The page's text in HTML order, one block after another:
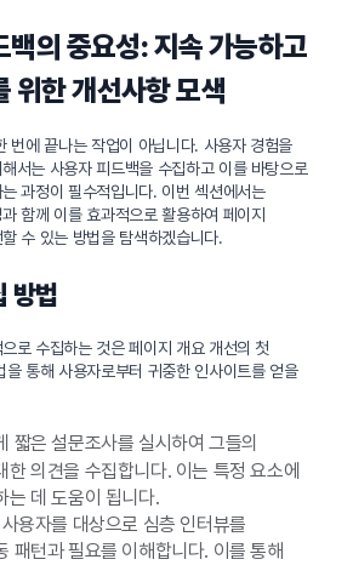
백의 중요성: 지속 가능하고
위한 개선사항 모색
번에 끝나는 작업이 아닙니다. 사용자 경험을
서는 사용자 피드백을 수집하고 이를 바탕으로
과정이 필수적입니다. 이번 섹션에서는
함께 이를 효과적으로 활용하여 페이지
수 있는 방법을 탐색하겠습니다.
방법
로 수집하는 것은 페이지 개요 개선의 첫
을 통해 사용자로부터 귀중한 인사이트를 얻을
짧은 설문조사를 실시하여 그들의
한 의견을 수집합니다. 이는 특정 요소에
는 데 도움이 됩니다.
용자를 대상으로 심층 인터뷰를
패턴과 필요를 이해합니다. 이를 통해